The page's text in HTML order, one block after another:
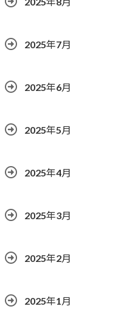
2025年7月
2025年6月
2025年5月
2025年4月
2025年3月
2025年2月
2025年1月